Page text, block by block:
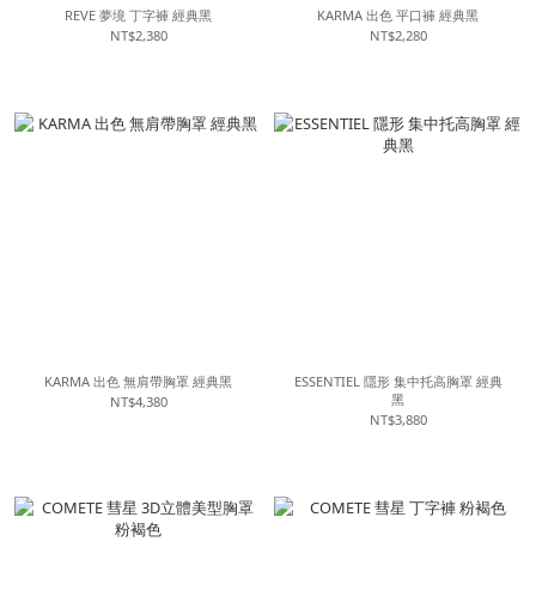
REVE 夢境 丁字褲 經典黑
NT$2,380
KARMA 出色 平口褲 經典黑
NT$2,280
KARMA 出色 無肩帶胸罩 經典黑
NT$4,380
ESSENTIEL 隱形 集中托高胸罩 經典
黑
NT$3,880